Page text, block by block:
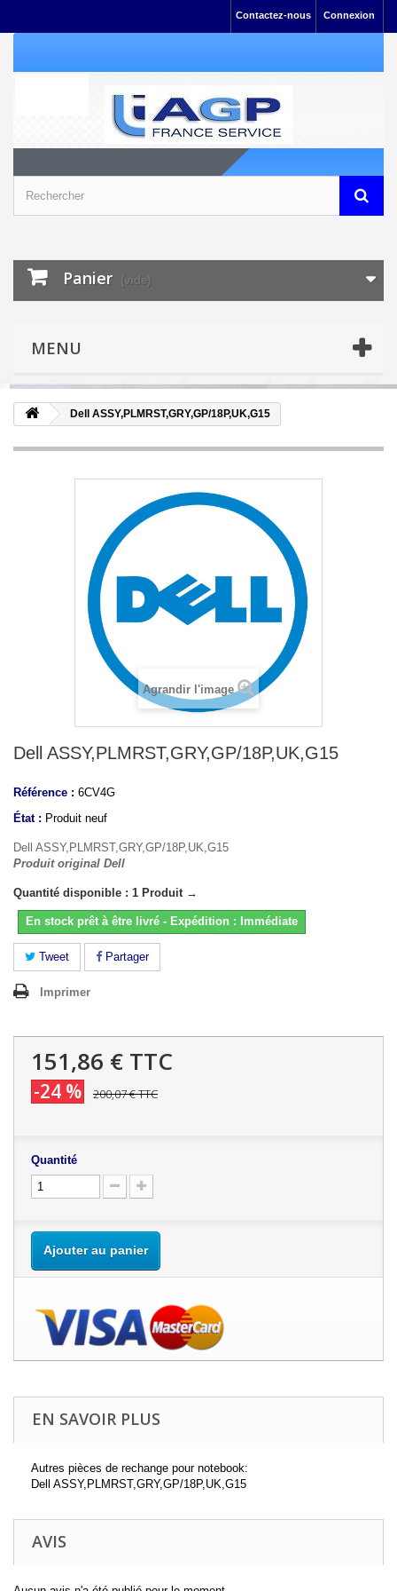
Connexion
Contactez-nous
Panier (vide)
MENU
Dell ASSY,PLMRST,GRY,GP/18P,UK,G15
Agrandir l'image
Dell ASSY,PLMRST,GRY,GP/18P,UK,G15
Référence : 6CV4G
État : Produit neuf
Dell ASSY,PLMRST,GRY,GP/18P,UK,G15
Produit original Dell
Quantité disponible : 1 Produit →
En stock prêt à être livré - Expédition : Immédiate
Tweet Partager
Imprimer
151,86 € TTC
-24 % 200,07 €TTC
Quantité
Ajouter au panier
EN SAVOIR PLUS
Autres pièces de rechange pour notebook:
Dell ASSY,PLMRST,GRY,GP/18P,UK,G15
AVIS